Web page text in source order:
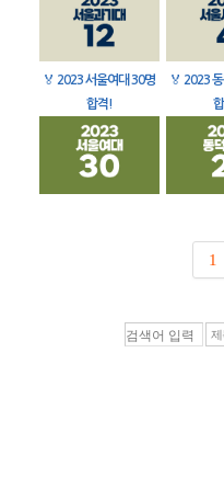
🏅 2023 서울여대 30명
합격!
🏅 2023
1